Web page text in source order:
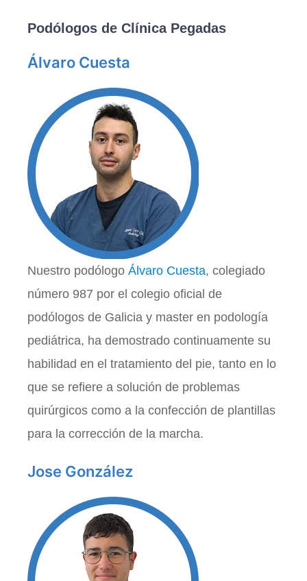
Podólogos de Clínica Pegadas
Álvaro Cuesta
Nuestro podólogo Álvaro Cuesta, colegiado
número 987 por el colegio oficial de
podólogos de Galicia y master en podología
pediátrica, ha demostrado continuamente su
habilidad en el tratamiento del pie, tanto en lo
que se refiere a solución de problemas
quirúrgicos como a la confección de plantillas
para la corrección de la marcha.
Jose González